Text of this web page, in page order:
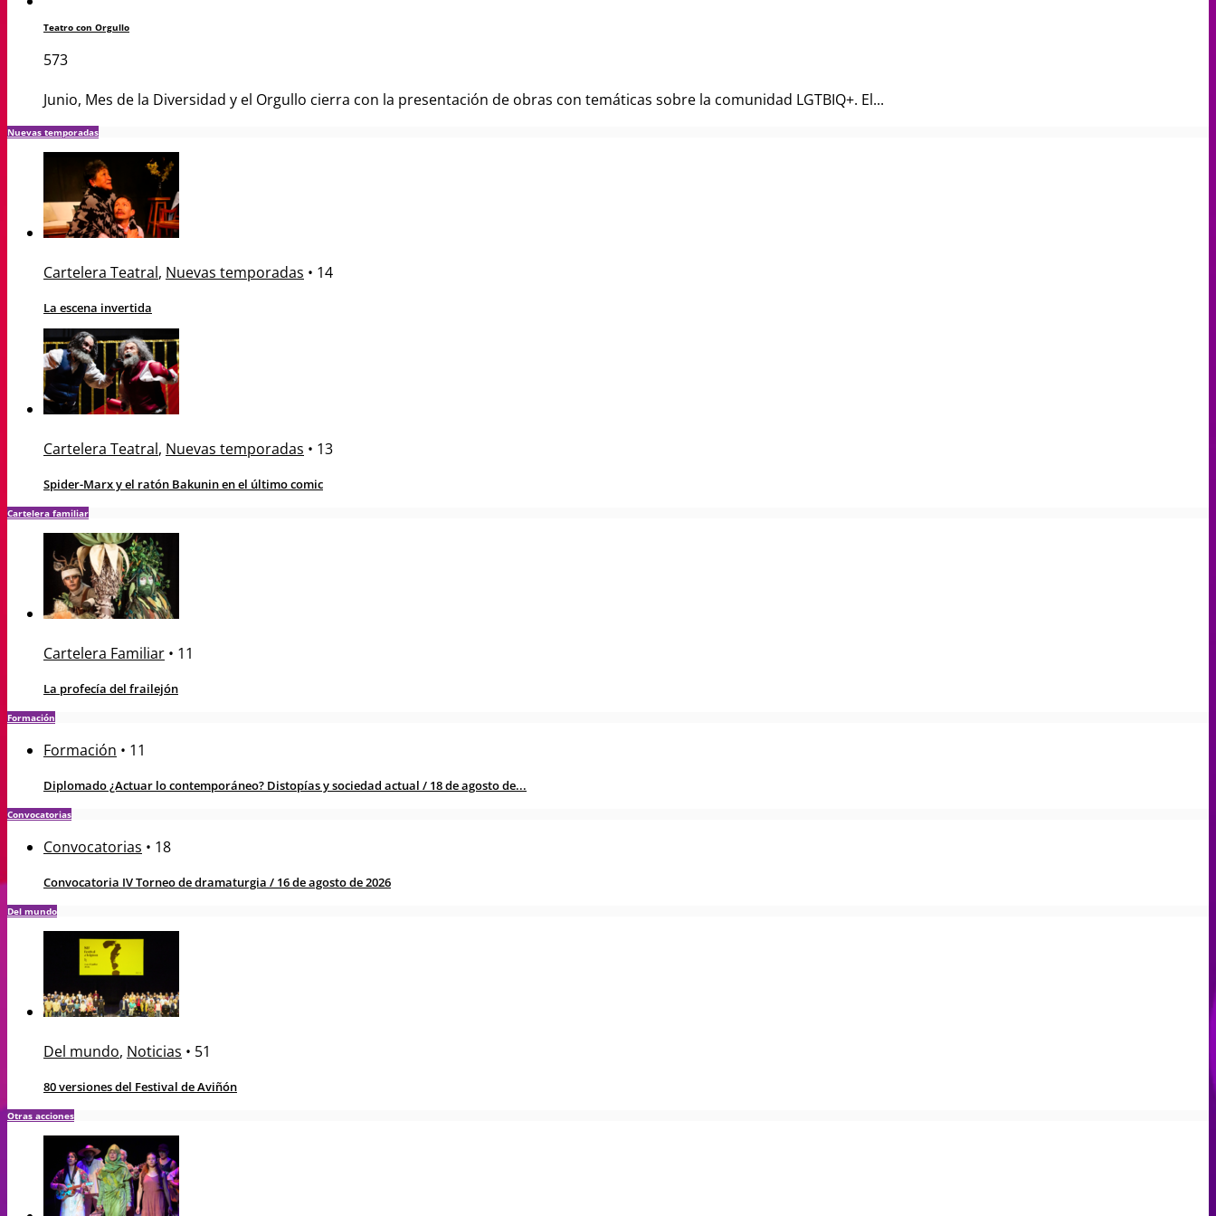
Teatro con Orgullo
573
Junio, Mes de la Diversidad y el Orgullo cierra con la presentación de obras con temáticas sobre la comunidad LGTBIQ+. El...
Nuevas temporadas
Cartelera Teatral, Nuevas temporadas • 14
La escena invertida
Cartelera Teatral, Nuevas temporadas • 13
Spider-Marx y el ratón Bakunin en el último comic
Cartelera familiar
Cartelera Familiar • 11
La profecía del frailejón
Formación
Formación • 11
Diplomado ¿Actuar lo contemporáneo? Distopías y sociedad actual / 18 de agosto de...
Convocatorias
Convocatorias • 18
Convocatoria IV Torneo de dramaturgia / 16 de agosto de 2026
Del mundo
Del mundo, Noticias • 51
80 versiones del Festival de Aviñón
Otras acciones